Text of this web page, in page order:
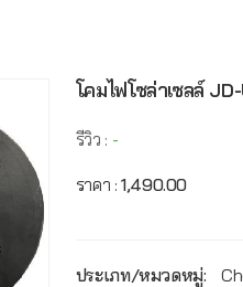
โคมไฟโซล่าเซลล์
รีวิว : -
ราคา :1,490.00
ประเภท/หมวดหมู่: